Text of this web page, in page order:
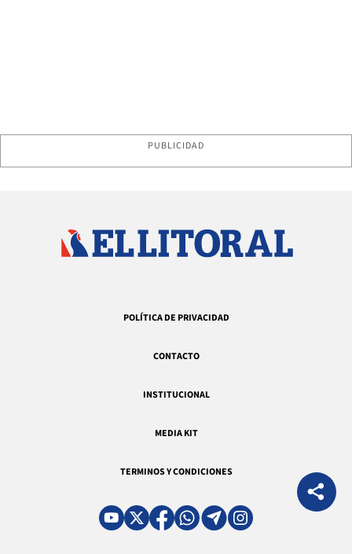
PUBLICIDAD
POLÍTICA DE PRIVACIDAD
CONTACTO
INSTITUCIONAL
MEDIA KIT
TERMINOS Y CONDICIONES